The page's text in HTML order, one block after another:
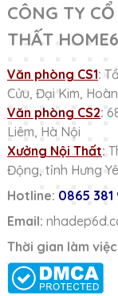
CÔNG TY
THẤT
Văn phòng CS1:
Cửu, Đại Kim,
Văn phòng CS2:
Liêm, Hà Nội
Xưởng Nội Thất:
Động, tỉnh Hưng
Hotline: 0865 381
Email:
Thời gian làm